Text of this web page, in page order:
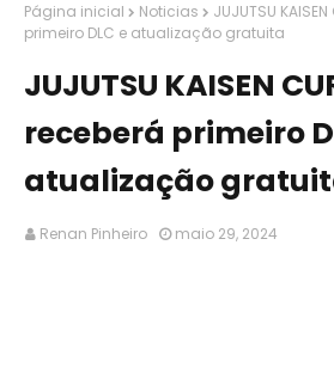
Página inicial Noticias
JUJUTSU
primeiro DLC e atualização gratuita
JUJUTSU KAISEN
receberá primeiro
atualização
Renan Pinheiro maio 29, 2024